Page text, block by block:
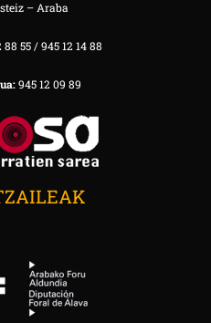
– Araba
55 / 945 12 14 88
945 12 09 89